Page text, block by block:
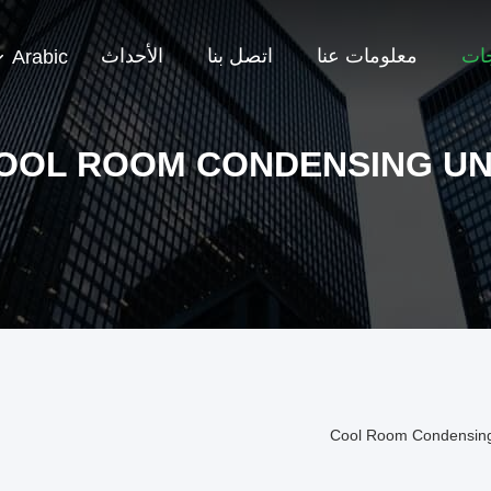
معلومات عنا اتصل بنا الأحداث Arabic
ROOM CONDENSING
Cool Room